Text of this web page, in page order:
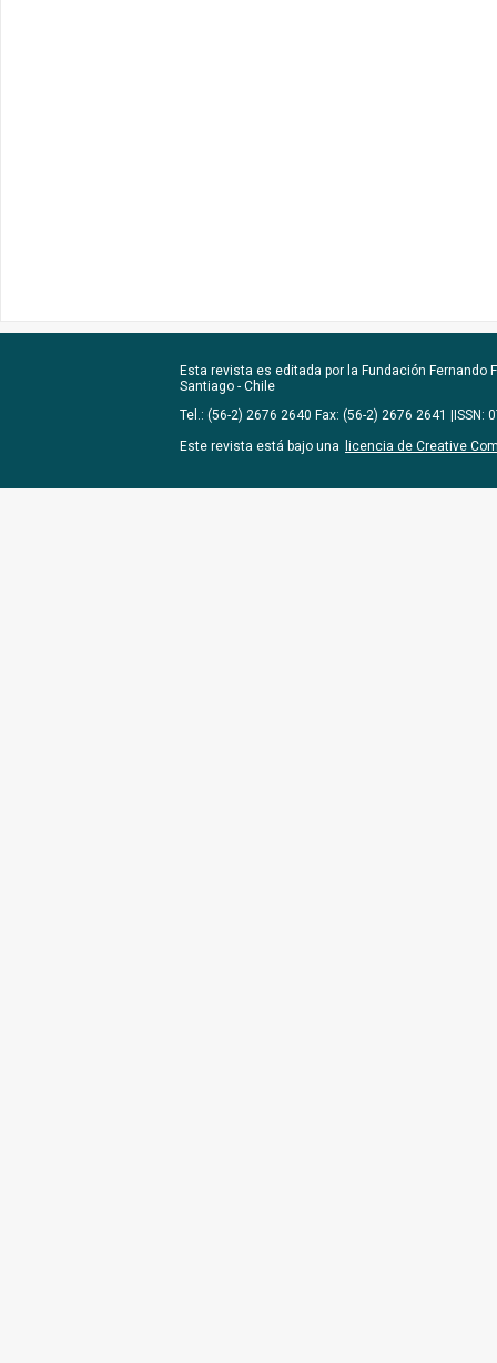
Esta revista es editada por la Fundación Fernando
Santiago - Chile
Tel.: (56-2) 2676 2640 Fax: (56-2) 2676 2641 |ISSN:
Este revista está bajo una
licencia de Creative